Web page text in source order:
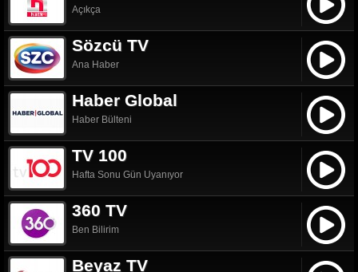
Açıkça
Sözcü TV
Ana Haber
Haber Global
Haber Bülteni
TV 100
Hafta Sonu Gün Uyanıyor
360 TV
Ben Bilirim
Beyaz TV